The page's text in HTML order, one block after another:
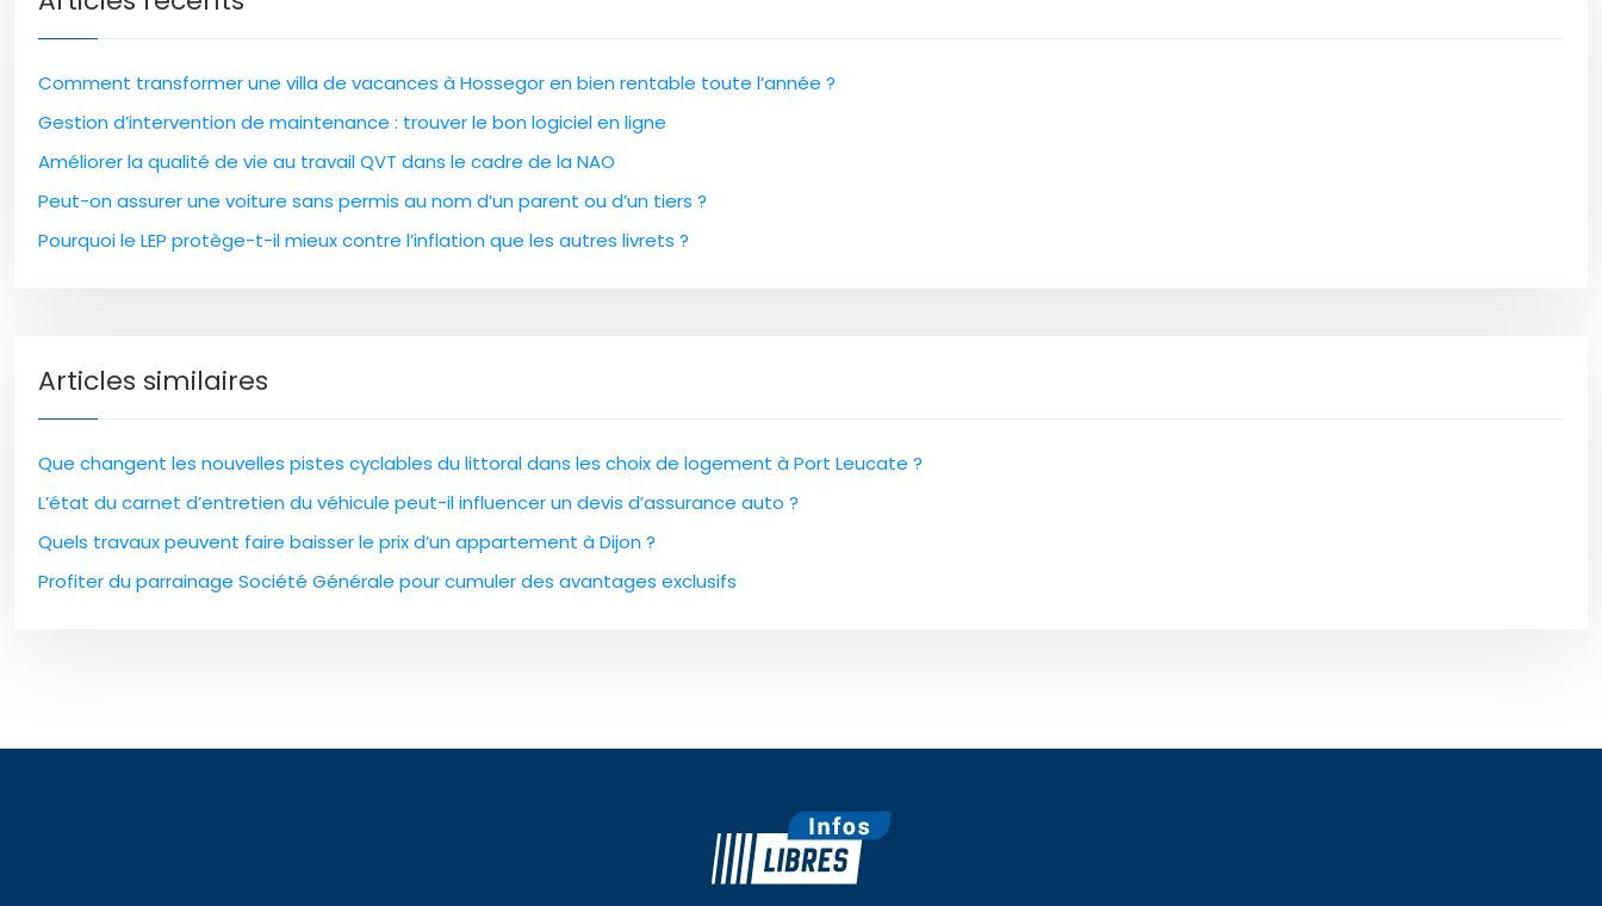
Comment transformer une villa de vacances à Hossegor en bien rentable toute l’année ?
Gestion d’intervention de maintenance : trouver le bon logiciel en ligne
Améliorer la qualité de vie au travail QVT dans le cadre de la NAO
Peut-on assurer une voiture sans permis au nom d’un parent ou d’un tiers ?
Pourquoi le LEP protège-t-il mieux contre l’inflation que les autres livrets ?
Articles similaires
Que changent les nouvelles pistes cyclables du littoral dans les choix de logement à Port Leucate ?
L’état du carnet d’entretien du véhicule peut-il influencer un devis d’assurance auto ?
Quels travaux peuvent faire baisser le prix d’un appartement à Dijon ?
Profiter du parrainage Société Générale pour cumuler des avantages exclusifs